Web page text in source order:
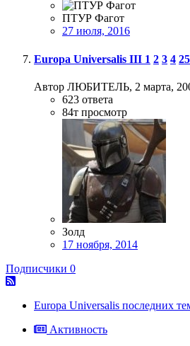
ПТУР Фагот
27 июля, 2016
Europa Universalis III 1 2 3 4 25
Автор ЛЮБИТЕЛЬ, 2 марта,
623 ответа
84т просмотр
Золд
17 ноября, 2014
Подписчики 0
Europa Universalis последних
Активность